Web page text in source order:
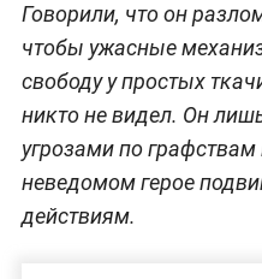
Говорили, что он
чтобы ужасные
свободу у простых
никто не видел. Он
угрозами по
неведомом герое
действиям.